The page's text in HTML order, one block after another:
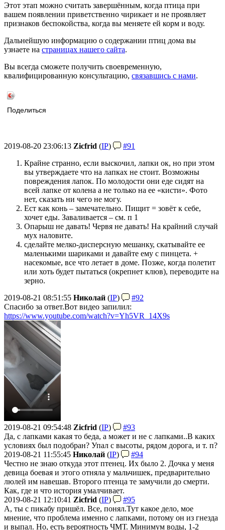
Этот этап можно считать завершённым, когда птица при
вашем появлении приветственно чирикает и не проявляет
признаков беспокойства, когда вы меняете ей корм и воду.
Дальнейшую информацию о содержании птиц дома вы
узнаете на страницах нашего сайта.
Вы всегда сможете получить своевременную,
квалифицированную консультацию, связавшись с нами.
Поделиться
2019-08-20 23:06:13 Zicfrid (IP)
#91
Крайне странно, если выскочил, лапки ок, но при этом
вы утверждаете что на лапках не стоит. Возможны
повреждения лапок. По молодости они еде сидят на
всей лапке от колена а не только на ее «кисти». Фото
нет, сказать ни чего не могу.
Ест как конь – замечательно. Пищит = зовёт к себе,
хочет еды. Заваливается – см. п 1
Опарыш не давать! Червя не давать! На крайний случай
мух наловите.
сделайте мелко-дисперсную мешанку, скатывайте ее
маленькими шариками и давайте ему с пинцета. +
насекомые, все что летает в доме. Позже, когда полетит
или хоть будет пытаться (окрепнет клюв), переводите на
зерно.
2019-08-21 08:51:55 Николай (IP)
#92
Спасибо за ответ.Вот видео запилил:
https://www.youtube.com/watch?v=Yh5VR_14X9s
2019-08-21 09:54:48 Zicfrid (IP)
#93
Да, с лапками какая то беда, а может и не с лапками..В каких
условиях был подобран? Упал с высоты, рядом дорога, и т. п?
2019-08-21 11:55:45 Николай (IP)
#94
Честно не знаю откуда этот птенец. Их было 2. Дочка у меня
девица боевая и этого отняла у мальчишек, предварительно
люлей им навешав. Второго птенца те замучили до смерти.
Как, где и что история умалчивает.
2019-08-21 12:10:41 Zicfrid (IP)
#95
А, ты с пикабу пришёл. Все, понял.Тут какое дело, мое
мнение, что проблема именно с лапками, потому он из гнезда
и выпал. Но, есть вероятность ЧМТ. Минимум воды, 1-2